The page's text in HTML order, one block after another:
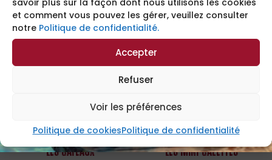
savoir plus sur la façon dont nous utilisons les cookies
et comment vous pouvez les gérer, veuillez consulter
notre Politique de confidentialité.
Accepter
Refuser
Voir les préférences
Politique de cookiesPolitique de confidentialité
AJOUTER AU PANIER AJOUTER AU PANIER
Les Gâteaux Les Mini-Galettes